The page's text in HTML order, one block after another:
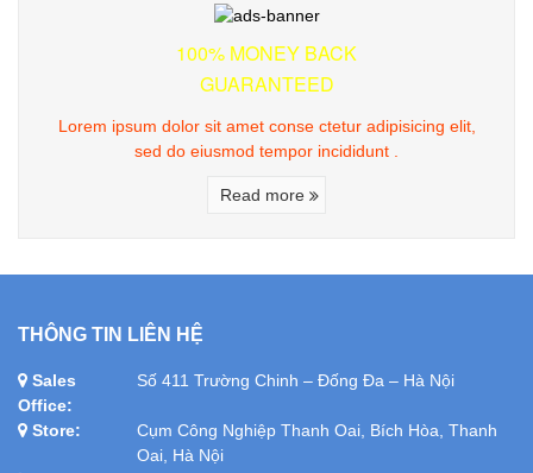
100% MONEY BACK
GUARANTEED
Lorem ipsum dolor sit amet conse ctetur adipisicing elit,
sed do eiusmod tempor incididunt .
Read more
THÔNG TIN LIÊN HỆ
Sales
Office:
Số 411 Trường Chinh – Đống Đa – Hà Nội
Store:
Cụm Công Nghiệp Thanh Oai, Bích Hòa, Thanh
Oai, Hà Nội